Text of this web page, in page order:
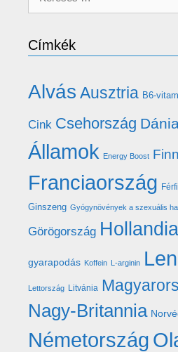
Címkék
Alvás Ausztria B6-
Cink Csehország
Államok Energy Boost
Franciaország
Ginszeng Gyógynövények a szexuális
Görögország Hollandia
gyarapodás Koffein L-arginin
Lettország Litvánia
Nagy-Britannia
Németország